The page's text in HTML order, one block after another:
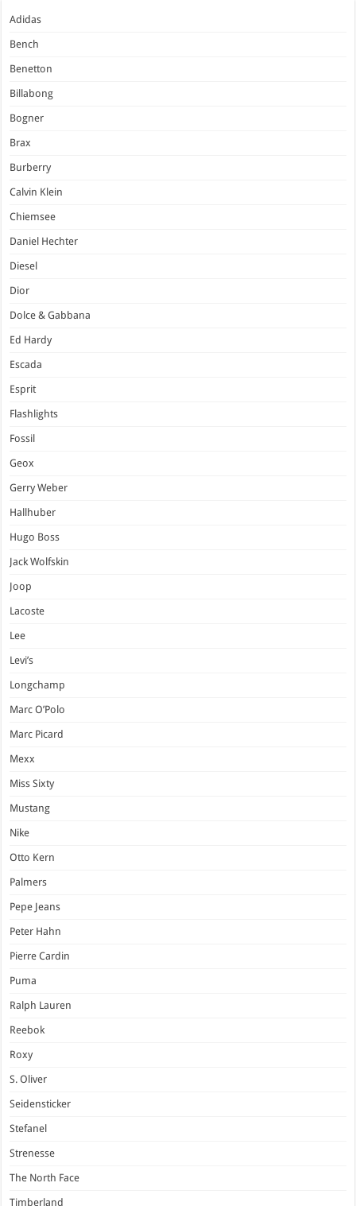
Adidas
Bench
Benetton
Billabong
Bogner
Brax
Burberry
Calvin Klein
Chiemsee
Daniel Hechter
Diesel
Dior
Dolce & Gabbana
Ed Hardy
Escada
Esprit
Flashlights
Fossil
Geox
Gerry Weber
Hallhuber
Hugo Boss
Jack Wolfskin
Joop
Lacoste
Lee
Levi’s
Longchamp
Marc O’Polo
Marc Picard
Mexx
Miss Sixty
Mustang
Nike
Otto Kern
Palmers
Pepe Jeans
Peter Hahn
Pierre Cardin
Puma
Ralph Lauren
Reebok
Roxy
S. Oliver
Seidensticker
Stefanel
Strenesse
The North Face
Timberland